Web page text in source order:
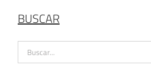
BUSCAR
Buscar: